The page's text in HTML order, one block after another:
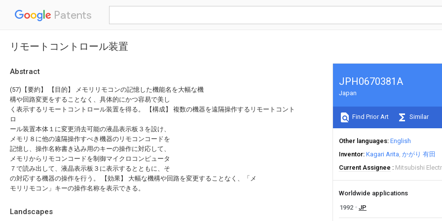
Patents
リモートコントロール装置
Abstract
(57)【要約】 【目的】 メモリリモコンの記憶した機能名を大幅な機
構や回路変更をすることなく、具体的にかつ容易で美し
く表示するリモートコントロール装置を得る。 【構成】 複数の機器を遠隔操作するリモートコント
ロ
ール装置本体１に変更消去可能の液晶表示板３を設け、
メモリ８に他の遠隔操作すべき機器のリモコンコードを
記憶し、操作名称書き込み用のキーの操作に対応して、
メモリからリモコンコードを制御マイクロコンピュータ
７で読み出して、液晶表示板３に表示するとともに、そ
の対応する機器の操作を行う。 【効果】 大幅な機構や回路を変更することなく、「メ
モリリモコン」キーの操作名称を表示できる。
Landscapes
JPH0670381A
Japan
Find Prior Art Similar
Other languages English
Inventor Kagari Arita かがり 有田
Current Assignee
Mitsubishi
Worldwide applications
1992
JP